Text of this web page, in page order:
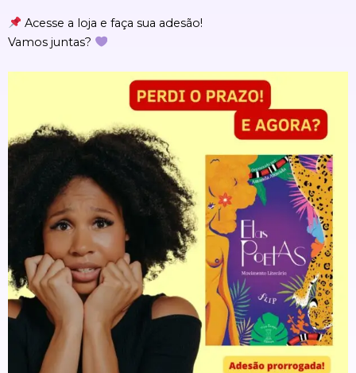
Acesse a loja e faça sua adesão!
Vamos juntas?